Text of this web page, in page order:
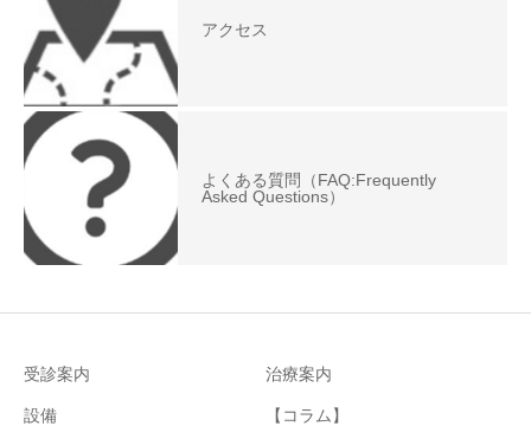
アクセス
よくある質問（FAQ:Frequently
Asked Questions）
受診案内 治療案内
設備 【コラム】